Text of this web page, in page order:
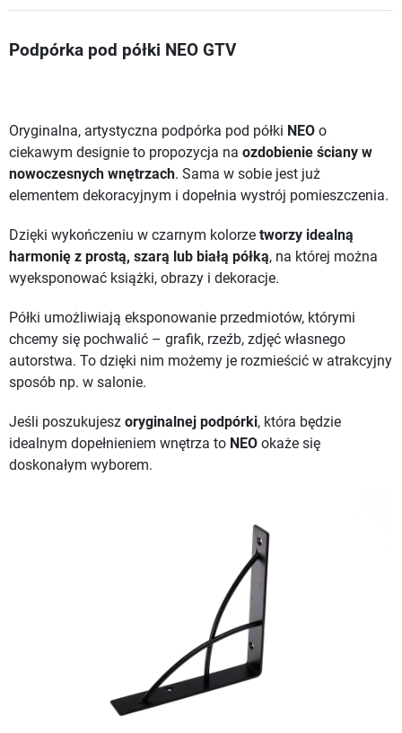
Podpórka pod półki NEO GTV
Oryginalna, artystyczna podpórka pod półki NEO o
ciekawym designie to propozycja na ozdobienie ściany w
nowoczesnych wnętrzach. Sama w sobie jest już
elementem dekoracyjnym i dopełnia wystrój pomieszczenia.
Dzięki wykończeniu w czarnym kolorze tworzy idealną
harmonię z prostą, szarą lub białą półką, na której można
wyeksponować książki, obrazy i dekoracje.
Półki umożliwiają eksponowanie przedmiotów, którymi
chcemy się pochwalić – grafik, rzeźb, zdjęć własnego
autorstwa. To dzięki nim możemy je rozmieścić w atrakcyjny
sposób np. w salonie.
Jeśli poszukujesz oryginalnej podpórki, która będzie
idealnym dopełnieniem wnętrza to NEO okaże się
doskonałym wyborem.